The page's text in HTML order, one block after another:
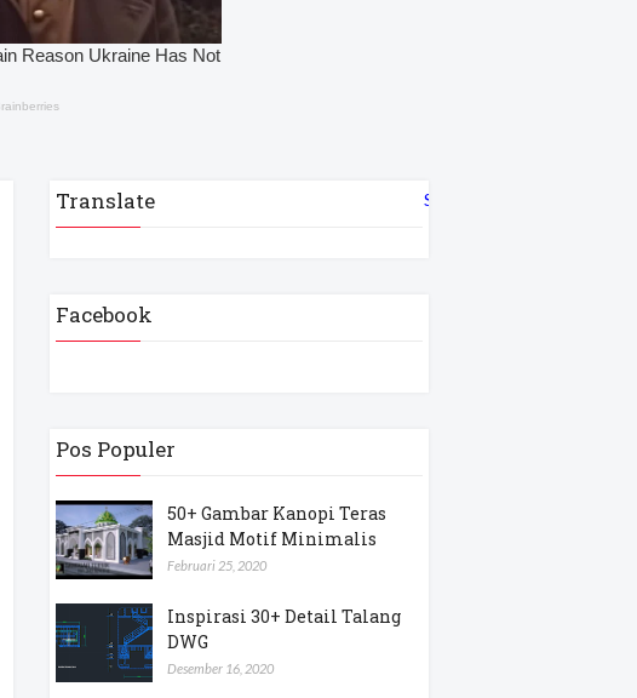
Translate Select Language
Facebook
Pos Populer
50+ Gambar Kanopi Teras
Masjid Motif Minimalis
Februari 25, 2020
Inspirasi 30+ Detail Talang
DWG
Desember 16, 2020